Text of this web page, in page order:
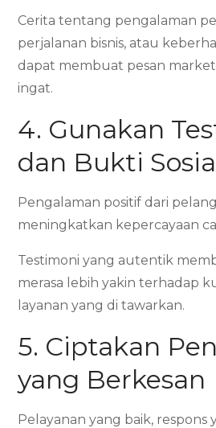
Cerita tentang pengalaman
perjalanan bisnis, atau
dapat membuat pesan
ingat.
4. Gunakan
dan Bukti
Pengalaman positif dari
meningkatkan kepercayaan
Testimoni yang autentik
merasa lebih yakin terhadap
layanan yang di tawarkan.
5. Ciptakan
yang Berkesan
Pelayanan yang baik, respons